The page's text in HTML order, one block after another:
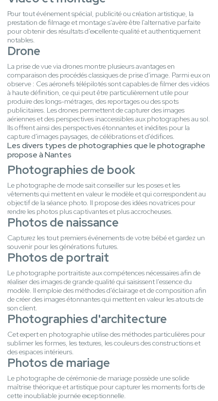
Pour tout événement spécial, publicité ou création artistique, la
prestation de filmage et montage s'avère être l'alternative parfaite
pour obtenir des résultats d'excellente qualité et authentiquement
notables.
Drone
La prise de vue via drones montre plusieurs avantages en
comparaison des procédés classiques de prise d'image. Parmi eux on
observe : Ces aéronefs télépilotés sont capables de filmer des vidéos
à haute définition, ce qui peut être particulièrement utile pour
produire des longs-métrages, des reportages ou des spots
publicitaires. Les drones permettent de capturer des images
aériennes et des perspectives inaccessibles aux photographes au sol.
Ils offrent ainsi des perspectives étonnantes et inédites pour la
capture d'images paysages, de célébrations et d'édifices.
Les divers types de photographies que le photographe
propose à Nantes
Photographies de book
Le photographe de mode sait conseiller sur les poses et les
vêtements qui mettent en valeur le modèle et qui correspondent au
objectif de la séance photo. Il propose des idées novatrices pour
rendre les photos plus captivantes et plus accrocheuses.
Photos de naissance
Capturez les tout premiers événements de votre bébé et gardez un
souvenir pour les générations futures.
Photos de portrait
Le photographe portraitiste aux compétences nécessaires afin de
réaliser des images de grande qualité qui saisissent l'essence du
modèle. Il emploie des méthodes d'éclairage et de composition afin
de créer des images étonnantes qui mettent en valeur les atouts de
son client.
Photographies d'architecture
Cet expert en photographie utilise des méthodes particulières pour
sublimer les formes, les textures, les couleurs des constructions et
des espaces intérieurs.
Photos de mariage
Le photographe de cérémonie de mariage possède une solide
maîtrise théorique et artistique pour capturer les moments forts de
cette inoubliable journée exceptionnelle.